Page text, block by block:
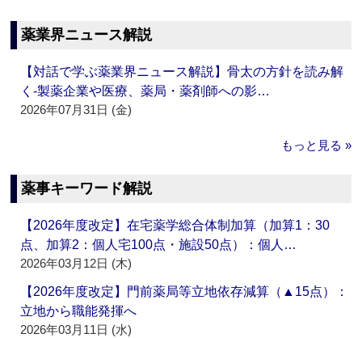
薬業界ニュース解説
【対話で学ぶ薬業界ニュース解説】骨太の方針を読み解
く‐製薬企業や医療、薬局・薬剤師への影…
2026年07月31日 (金)
もっと見る »
薬事キーワード解説
【2026年度改定】在宅薬学総合体制加算（加算1：30
点、加算2：個人宅100点・施設50点）：個人…
2026年03月12日 (木)
【2026年度改定】門前薬局等立地依存減算（▲15点）：
立地から職能発揮へ
2026年03月11日 (水)